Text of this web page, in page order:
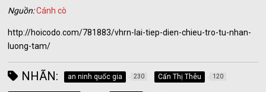
Nguồn:Cánh cò
http://hoicodo.com/781883/vhrn-lai-tiep-dien-chieu-tro-tu-nhan-
luong-tam/
NHÃN: an ninh quốc gia 230 Cấn Thị Thêu 120